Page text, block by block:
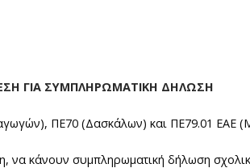
ΓΙΑ ΣΥΜΠΛΗΡΩΜΑΤΙΚΗ ΔΗΛΩΣΗ
ΠΕ70 (Δασκάλων) και ΠΕ79.01 ΕΑΕ
να κάνουν συμπληρωματική δήλωση